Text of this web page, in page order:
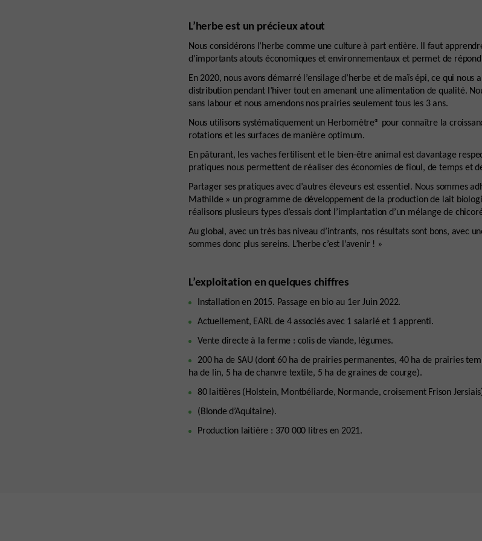
L’herbe est un précieux atout
Nous considérons l’herbe comme une culture à part entière. Il faut
d’importants atouts économiques et environnementaux et permet de
En 2020, nous avons démarré l’ensilage d’herbe et de maïs épi, ce qui nous
distribution pendant l’hiver tout en amenant une alimentation de qualité.
sans labour et nous amendons nos prairies seulement tous les 3 ans.
Nous utilisons systématiquement un Herbomètre® pour connaître la
rotations et les surfaces de manière optimum.
En pâturant, les vaches fertilisent et le bien-être animal est davantage
pratiques nous permettent de réaliser des économies de fioul, de temps et
Partager ses pratiques avec d’autres éleveurs est essentiel. Nous sommes
Mathilde » un programme de développement de la production de lait
réalisons plusieurs types d’essais dont l’implantation d’un mélange de
Au global, avec un très bas niveau d’intrants, nos résultats sont bons, avec
sommes donc plus sereins. L’herbe c’est l’avenir ! »
L’exploitation en quelques chiffres
Installation en 2015. Passage en bio au 1er Juin 2022.
Actuellement, EARL de 4 associés avec 1 salarié et 1 apprenti.
Vente directe à la ferme : colis de viande, légumes.
200 ha de SAU (dont 60 ha de prairies permanentes, 40 ha de prairies
ha de lin, 5 ha de chanvre textile, 5 ha de graines de courge).
80 laitières (Holstein, Montbéliarde, Normande, croisement Frison
(Blonde d’Aquitaine).
Production laitière : 370 000 litres en 2021.